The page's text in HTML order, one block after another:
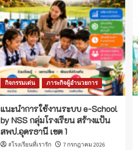
กิจกรรมเด่น ภาระกิจผู้อำนวยการ
แนะนำการใช้งานระบบ e-School
by NSS กลุ่มโรงเรียน สร้างแป้น
สพป.อุดรธานี เขต 1
#โรงเรียนที่เรารัก 7 กรกฎาคม 2026